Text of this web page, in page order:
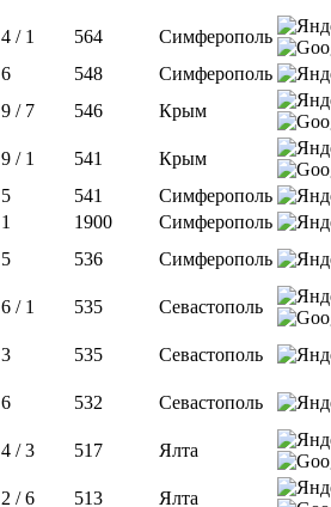
4 / 1 564
Симферополь
6 548
Симферополь
9 / 7 546
Крым
9 / 1 541
Крым
5 541
Симферополь
1 1900
Симферополь
5 536
Симферополь
6 / 1 535
Севастополь
3 535
Севастополь
6 532 Севастополь
4 / 3 517 Ялта
2 / 6 513 Ялта